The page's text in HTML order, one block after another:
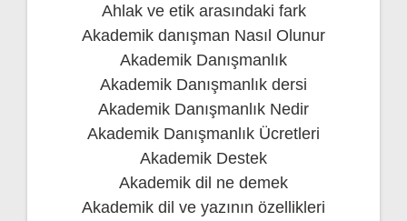
Ahlak ve etik arasındaki fark
Akademik danışman Nasıl Olunur
Akademik Danışmanlık
Akademik Danışmanlık dersi
Akademik Danışmanlık Nedir
Akademik Danışmanlık Ücretleri
Akademik Destek
Akademik dil ne demek
Akademik dil ve yazının özellikleri